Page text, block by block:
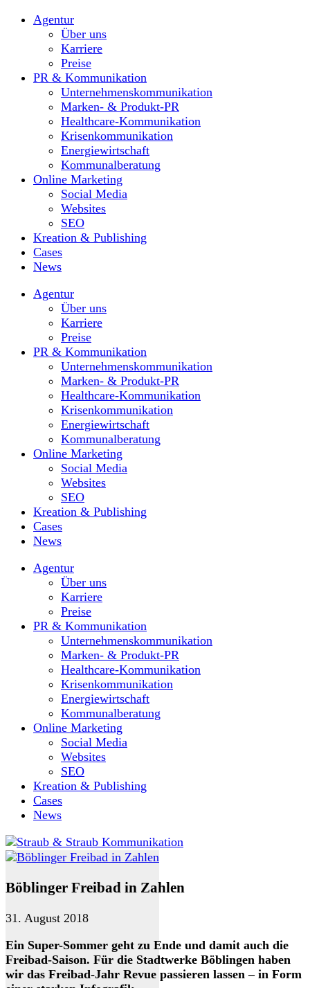
Agentur
Über uns
Karriere
Preise
PR & Kommunikation
Unternehmenskommunikation
Marken- & Produkt-PR
Healthcare-Kommunikation
Krisenkommunikation
Energiewirtschaft
Kommunalberatung
Online Marketing
Social Media
Websites
SEO
Kreation & Publishing
Cases
News
Agentur
Über uns
Karriere
Preise
PR & Kommunikation
Unternehmenskommunikation
Marken- & Produkt-PR
Healthcare-Kommunikation
Krisenkommunikation
Energiewirtschaft
Kommunalberatung
Online Marketing
Social Media
Websites
SEO
Kreation & Publishing
Cases
News
Agentur
Über uns
Karriere
Preise
PR & Kommunikation
Unternehmenskommunikation
Marken- & Produkt-PR
Healthcare-Kommunikation
Krisenkommunikation
Energiewirtschaft
Kommunalberatung
Online Marketing
Social Media
Websites
SEO
Kreation & Publishing
Cases
News
Böblinger Freibad in Zahlen
31. August 2018
Ein Super-Sommer geht zu Ende und damit auch die
Freibad-Saison. Für die Stadtwerke Böblingen haben
wir das Freibad-Jahr Revue passieren lassen – in Form